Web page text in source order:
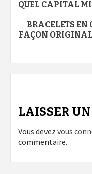
d’article
QUEL CAPITAL
BRACELETS EN
FAÇON
LAISSER
Vous devez vous
commentaire.